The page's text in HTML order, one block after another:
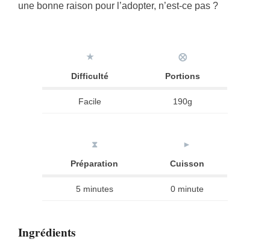
une bonne raison pour l’adopter, n’est-ce pas ?
★
Difficulté
⨂
Portions
Facile 190g
⧗
Préparation
►
Cuisson
5 minutes 0 minute
Ingrédients